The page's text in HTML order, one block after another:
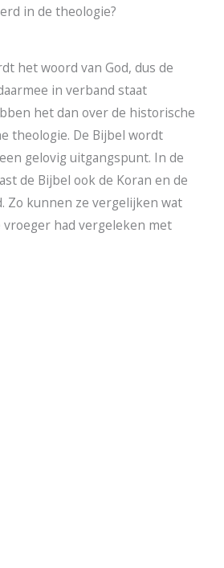
in de theologie?
het woord van God, dus de
in verband staat
het dan over de historische
theologie. De Bijbel wordt
gelovig uitgangspunt. In de
de Bijbel ook de Koran en de
Zo kunnen ze vergelijken wat
had vergeleken met